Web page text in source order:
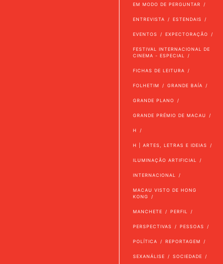
EM MODO DE PERGUNTAR
ENTREVISTA ESTENDAIS
EVENTOS EXPECTORAÇÃO
FESTIVAL INTERNACIONAL DE
CINEMA - ESPECIAL
FICHAS DE LEITURA
FOLHETIM GRANDE BAÍA
GRANDE PLANO
GRANDE PRÉMIO DE MACAU
H
H | ARTES, LETRAS E IDEIAS
ILUMINAÇÃO ARTIFICIAL
INTERNACIONAL
MACAU VISTO DE HONG
KONG
MANCHETE PERFIL
PERSPECTIVAS PESSOAS
POLÍTICA REPORTAGEM
SEXANÁLISE SOCIEDADE